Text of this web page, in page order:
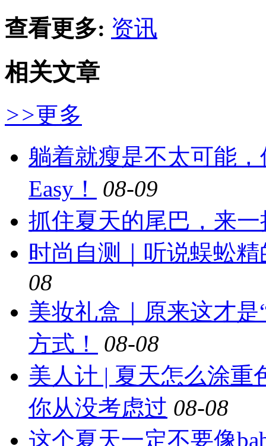
查看更多: 资讯
相关文章
>>更多
躺着就瘦是不太可能
Easy！
08-09
抓住夏天的尾巴，来
时尚自测｜听说蜈蚣
08
美妆礼盒｜原来这才
方式！
08-08
美人计 | 夏天怎么涂重
你从没考虑过 08-08
这个夏天一定不要像